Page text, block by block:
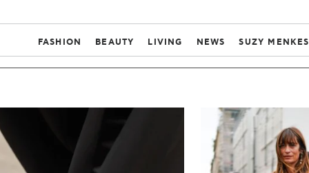
FASHION BEAUTY LIVING NEWS SUZY MENKES